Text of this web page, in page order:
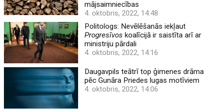
mājsaimniecības
4. oktobris, 2022, 14:48
Politologs: Nevēlēšanās iekļaut
Progresīvos koalīcijā ir saistīta arī ar
ministriju pārdali
4. oktobris, 2022, 14:16
Daugavpils teātrī top ģimenes drāma
pēc Gunāra Priedes lugas motīviem
4. oktobris, 2022, 14:06